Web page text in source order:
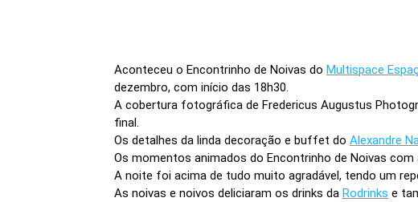
Aconteceu o Encontrinho de Noivas do Multispace
dezembro, com início das 18h30.
A cobertura fotográfica de Fredericus Augustus
final.
Os detalhes da linda decoração e buffet do Alexandre
Os momentos animados do Encontrinho de Noivas
A noite foi acima de tudo muito agradável, tendo um
As noivas e noivos deliciaram os drinks da Rodrinks e